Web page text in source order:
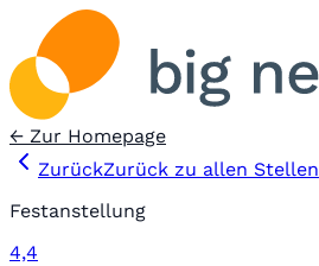
← Zur Homepage
ZurückZurück zu allen Stellen
Festanstellung
4,4